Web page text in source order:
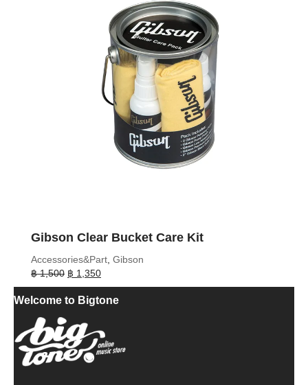
Gibson Clear Bucket Care Kit
Accessories&Part, Gibson
฿1,500 Original
price
was:
฿ 1,350Current
price
is:
Welcome to Bigtone